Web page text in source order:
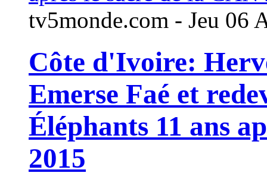
tv5monde.com - Jeu 06
Côte d'Ivoire:
Emerse Faé et
Éléphants 11 ans
2015